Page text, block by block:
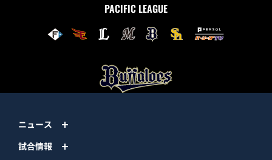
PACIFIC LEAGUE
ニュース
試合情報